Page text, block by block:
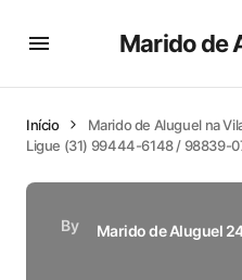
Marido de
Início
Marido de Aluguel na
Ligue (31) 99444-6148 / 98839-
By Marido de Aluguel